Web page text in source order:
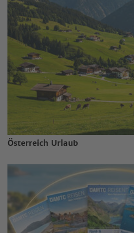
Österreich Urlaub